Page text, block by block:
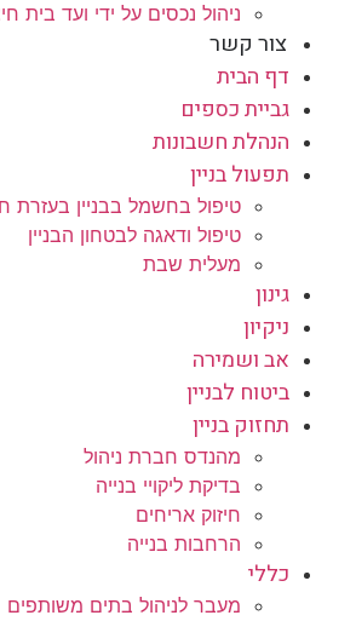
ניהול נכסים על ידי ועד בית
צור קשר
דף הבית
גביית כספים
הנהלת חשבונות
תפעול בניין
טיפול בחשמל בבניין בעזרת
טיפול ודאגה לבטחון הבניין
מעלית שבת
גינון
ניקיון
אב ושמירה
ביטוח לבניין
תחזוק בניין
מהנדס חברת ניהול
בדיקת ליקויי בנייה
חיזוק אריחים
הרחבות בנייה
כללי
מעבר לניהול בתים משותפים